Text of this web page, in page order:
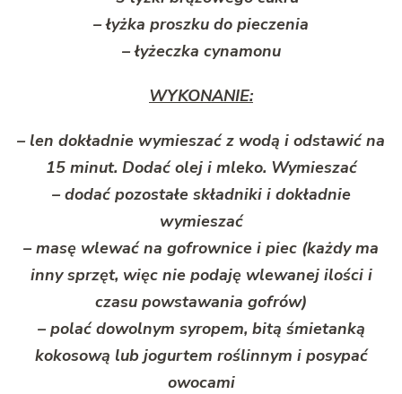
– łyżka proszku do pieczenia
– łyżeczka cynamonu
WYKONANIE:
– len dokładnie wymieszać z wodą i odstawić na
15 minut. Dodać olej i mleko. Wymieszać
– dodać pozostałe składniki i dokładnie
wymieszać
– masę wlewać na gofrownice i piec (każdy ma
inny sprzęt, więc nie podaję wlewanej ilości i
czasu powstawania gofrów)
– polać dowolnym syropem, bitą śmietanką
kokosową lub jogurtem roślinnym i posypać
owocami